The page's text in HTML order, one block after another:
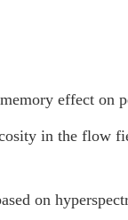
effect on
in the flow
on